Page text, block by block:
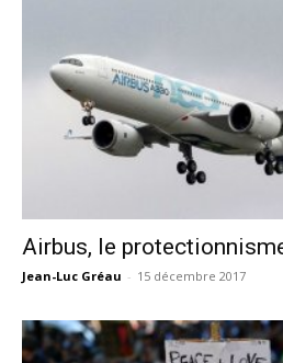
Airbus, le
Jean-Luc Gréau - 15 décembre 2017